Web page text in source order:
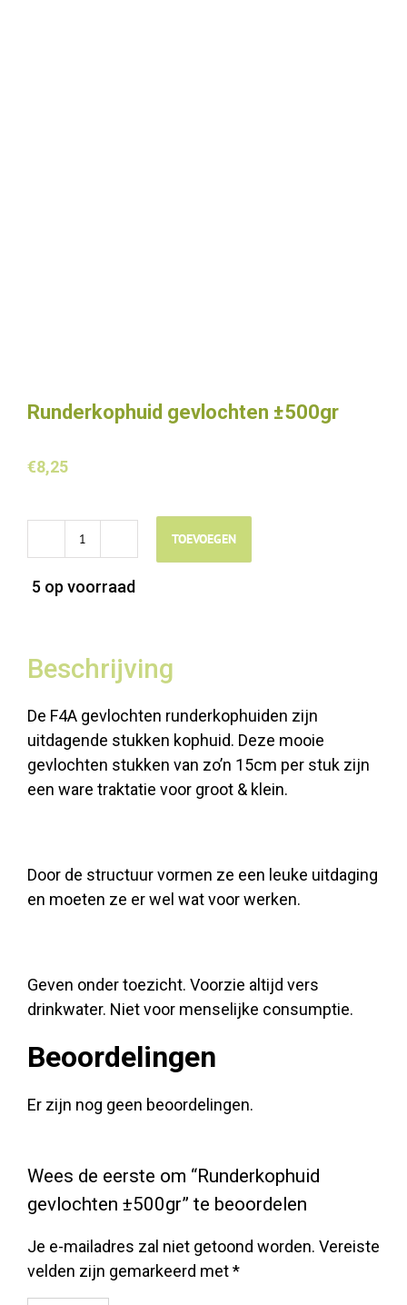
Runderkophuid gevlochten ±500gr
€8,25
5 op voorraad
Runderkophuid
±500gr
TOEVOEGEN
Beschrijving
De F4A gevlochten runderkophuiden zijn
uitdagende stukken kophuid. Deze mooie
gevlochten stukken van zo’n 15cm per stuk zijn
een ware traktatie voor groot & klein.
Door de structuur vormen ze een leuke uitdaging
en moeten ze er wel wat voor werken.
Geven onder toezicht. Voorzie altijd vers
drinkwater. Niet voor menselijke consumptie.
Beoordelingen
Er zijn nog geen beoordelingen.
Wees de eerste om “Runderkophuid
gevlochten ±500gr” te beoordelen
Je e-mailadres zal niet getoond worden. Vereiste
velden zijn gemarkeerd met*